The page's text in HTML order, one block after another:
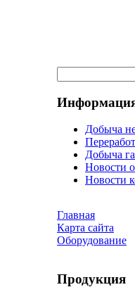
Добыча
Добыча
Новости
Новости
Главная
Карта сайта
Оборудование
Продукция